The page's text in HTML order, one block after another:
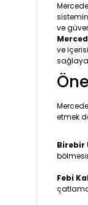
ve
ve
etmek
Birebir
Febi